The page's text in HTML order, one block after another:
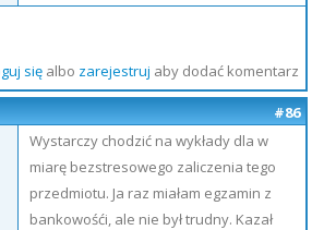
sięalbo zarejestruj aby dodać komentarz
#86
Wystarczy chodzić na wykłady dla w
miarę bezstresowego zaliczenia tego
przedmiotu. Ja raz miałam egzamin z
bankowośći, ale nie był trudny. Kazał